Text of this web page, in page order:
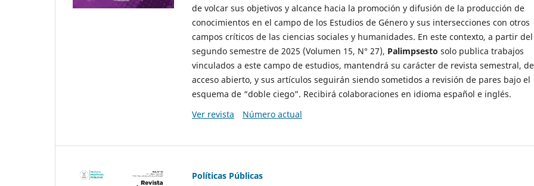
de volcar sus objetivos y alcance hacia la promoción y difusión de la producción de
conocimientos en el campo de los Estudios de Género y sus intersecciones con otros
campos críticos de las ciencias sociales y humanidades. En este contexto, a partir del
segundo semestre de 2025 (Volumen 15, N° 27), Palimpsesto solo publica trabajos
vinculados a este campo de estudios, mantendrá su carácter de revista semestral, de
acceso abierto, y sus artículos seguirán siendo sometidos a revisión de pares bajo el
esquema de “doble ciego”. Recibirá colaboraciones en idioma español e inglés.
Ver revista
Número actual
Políticas Públicas